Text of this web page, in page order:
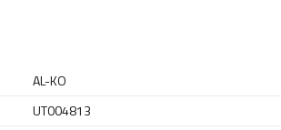
AL-KO
UT004813